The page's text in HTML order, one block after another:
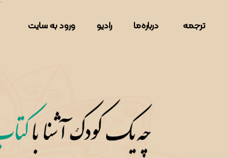
ترجمه دربار‌ه‌ما رادیو ورود به سایت